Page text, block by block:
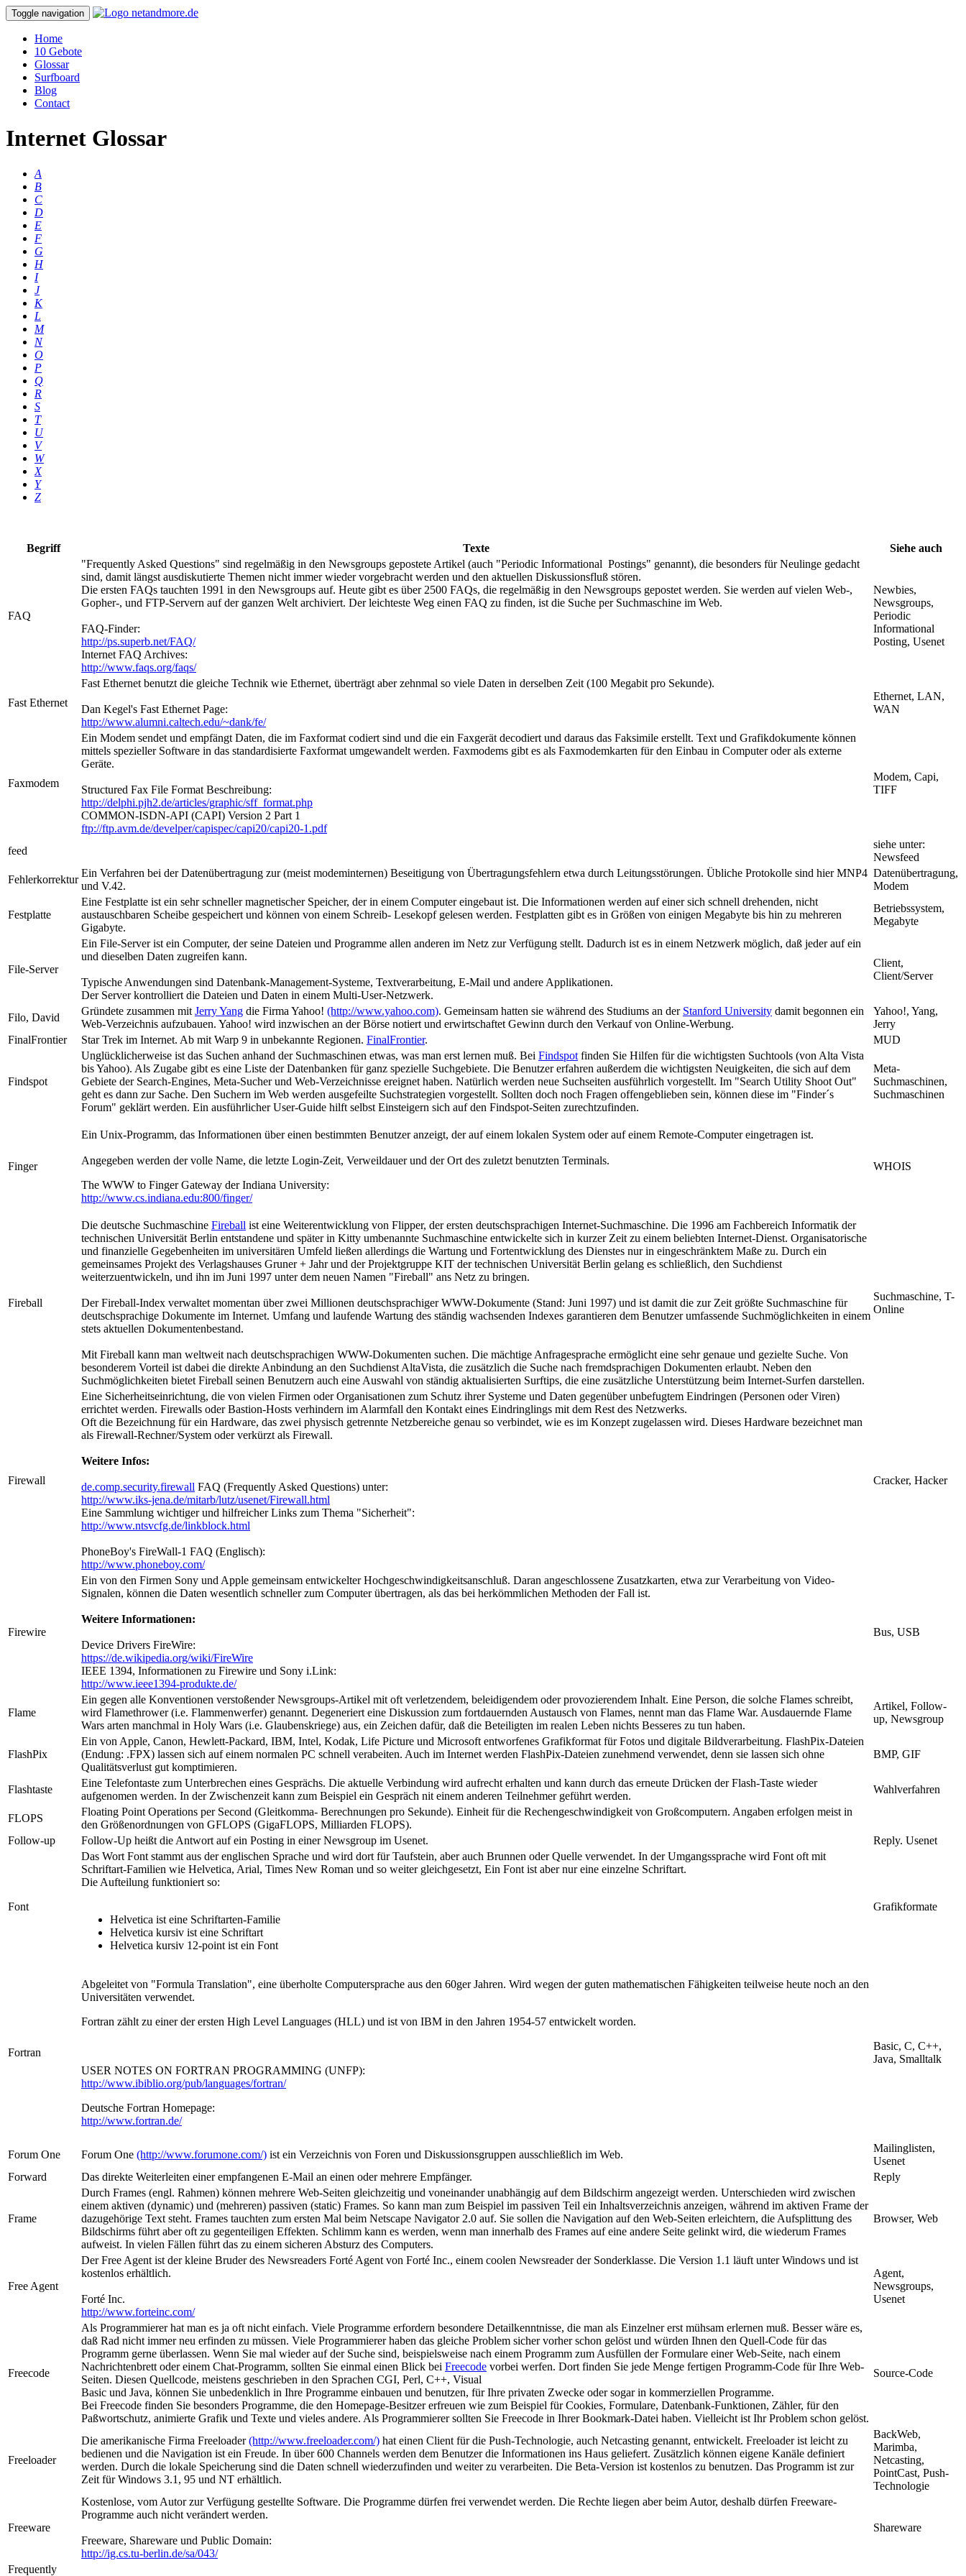
Toggle navigation
Home
10 Gebote
Glossar
Surfboard
Blog
Contact
Internet Glossar
A
B
C
D
E
F
G
H
I
J
K
L
M
N
O
P
Q
R
S
T
U
V
W
X
Y
Z
Begriff Texte Siehe auch
FAQ
"Frequently Asked Questions" sind regelmäßig in den Newsgroups gepostete Artikel (auch "Periodic Informational Postings" genannt), die besonders für Neulinge gedacht
sind, damit längst ausdiskutierte Themen nicht immer wieder vorgebracht werden und den aktuellen Diskussionsfluß stören.
Die ersten FAQs tauchten 1991 in den Newsgroups auf. Heute gibt es über 2500 FAQs, die regelmäßig in den Newsgroups gepostet werden. Sie werden auf vielen Web-,
Gopher-, und FTP-Servern auf der ganzen Welt archiviert. Der leichteste Weg einen FAQ zu finden, ist die Suche per Suchmaschine im Web.
FAQ-Finder:
http://ps.superb.net/FAQ/
Internet FAQ Archives:
http://www.faqs.org/faqs/
Newbies,
Newsgroups,
Periodic
Informational
Posting, Usenet
Fast Ethernet
Fast Ethernet benutzt die gleiche Technik wie Ethernet, überträgt aber zehnmal so viele Daten in derselben Zeit (100 Megabit pro Sekunde).
Dan Kegel's Fast Ethernet Page:
http://www.alumni.caltech.edu/~dank/fe/
Ethernet, LAN,
WAN
Faxmodem
Ein Modem sendet und empfängt Daten, die im Faxformat codiert sind und die ein Faxgerät decodiert und daraus das Faksimile erstellt. Text und Grafikdokumente können
mittels spezieller Software in das standardisierte Faxformat umgewandelt werden. Faxmodems gibt es als Faxmodemkarten für den Einbau in Computer oder als externe
Geräte.
Structured Fax File Format Beschreibung:
http://delphi.pjh2.de/articles/graphic/sff_format.php
COMMON-ISDN-API (CAPI) Version 2 Part 1
ftp://ftp.avm.de/develper/capispec/capi20/capi20-1.pdf
Modem, Capi,
TIFF
feed
siehe unter:
Newsfeed
Fehlerkorrektur
Ein Verfahren bei der Datenübertragung zur (meist modeminternen) Beseitigung von Übertragungsfehlern etwa durch Leitungsstörungen. Übliche Protokolle sind hier MNP4
und V.42.
Datenübertragung,
Modem
Festplatte
Eine Festplatte ist ein sehr schneller magnetischer Speicher, der in einem Computer eingebaut ist. Die Informationen werden auf einer sich schnell drehenden, nicht
austauschbaren Scheibe gespeichert und können von einem Schreib- Lesekopf gelesen werden. Festplatten gibt es in Größen von einigen Megabyte bis hin zu mehreren
Gigabyte.
Betriebssystem,
Megabyte
File-Server
Ein File-Server ist ein Computer, der seine Dateien und Programme allen anderen im Netz zur Verfügung stellt. Dadurch ist es in einem Netzwerk möglich, daß jeder auf ein
und dieselben Daten zugreifen kann.
Typische Anwendungen sind Datenbank-Management-Systeme, Textverarbeitung, E-Mail und andere Applikationen.
Der Server kontrolliert die Dateien und Daten in einem Multi-User-Netzwerk.
Client,
Client/Server
Filo, David
Gründete zusammen mit Jerry Yang die Firma Yahoo! (http://www.yahoo.com). Gemeinsam hatten sie während des Studiums an der Stanford University damit begonnen ein
Web-Verzeichnis aufzubauen. Yahoo! wird inzwischen an der Börse notiert und erwirtschaftet Gewinn durch den Verkauf von Online-Werbung.
Yahoo!, Yang,
Jerry
FinalFrontier
Star Trek im Internet. Ab mit Warp 9 in unbekannte Regionen. FinalFrontier. MUD
Findspot
Unglücklicherweise ist das Suchen anhand der Suchmaschinen etwas, was man erst lernen muß. Bei Findspot finden Sie Hilfen für die wichtigsten Suchtools (von Alta Vista
bis Yahoo). Als Zugabe gibt es eine Liste der Datenbanken für ganz spezielle Suchgebiete. Die Benutzer erfahren außerdem die wichtigsten Neuigkeiten, die sich auf dem
Gebiete der Search-Engines, Meta-Sucher und Web-Verzeichnisse ereignet haben. Natürlich werden neue Suchseiten ausführlich vorgestellt. Im "Search Utility Shoot Out"
geht es dann zur Sache. Den Suchern im Web werden ausgefeilte Suchstrategien vorgestellt. Sollten doch noch Fragen offengeblieben sein, können diese im "Finder´s
Forum" geklärt werden. Ein ausführlicher User-Guide hilft selbst Einsteigern sich auf den Findspot-Seiten zurechtzufinden.
Meta-
Suchmaschinen,
Suchmaschinen
Finger
Ein Unix-Programm, das Informationen über einen bestimmten Benutzer anzeigt, der auf einem lokalen System oder auf einem Remote-Computer eingetragen ist.
Angegeben werden der volle Name, die letzte Login-Zeit, Verweildauer und der Ort des zuletzt benutzten Terminals.
The WWW to Finger Gateway der Indiana University:
http://www.cs.indiana.edu:800/finger/
WHOIS
Fireball
Die deutsche Suchmaschine Fireball ist eine Weiterentwicklung von Flipper, der ersten deutschsprachigen Internet-Suchmaschine. Die 1996 am Fachbereich Informatik der
technischen Universität Berlin entstandene und später in Kitty umbenannte Suchmaschine entwickelte sich in kurzer Zeit zu einem beliebten Internet-Dienst. Organisatorische
und finanzielle Gegebenheiten im universitären Umfeld ließen allerdings die Wartung und Fortentwicklung des Dienstes nur in eingeschränktem Maße zu. Durch ein
gemeinsames Projekt des Verlagshauses Gruner + Jahr und der Projektgruppe KIT der technischen Universität Berlin gelang es schließlich, den Suchdienst
weiterzuentwickeln, und ihn im Juni 1997 unter dem neuen Namen "Fireball" ans Netz zu bringen.
Der Fireball-Index verwaltet momentan über zwei Millionen deutschsprachiger WWW-Dokumente (Stand: Juni 1997) und ist damit die zur Zeit größte Suchmaschine für
deutschsprachige Dokumente im Internet. Umfang und laufende Wartung des ständig wachsenden Indexes garantieren dem Benutzer umfassende Suchmöglichkeiten in einem
stets aktuellen Dokumentenbestand.
Mit Fireball kann man weltweit nach deutschsprachigen WWW-Dokumenten suchen. Die mächtige Anfragesprache ermöglicht eine sehr genaue und gezielte Suche. Von
besonderem Vorteil ist dabei die direkte Anbindung an den Suchdienst AltaVista, die zusätzlich die Suche nach fremdsprachigen Dokumenten erlaubt. Neben den
Suchmöglichkeiten bietet Fireball seinen Benutzern auch eine Auswahl von ständig aktualisierten Surftips, die eine zusätzliche Unterstützung beim Internet-Surfen darstellen.
Suchmaschine, T-
Online
Firewall
Eine Sicherheitseinrichtung, die von vielen Firmen oder Organisationen zum Schutz ihrer Systeme und Daten gegenüber unbefugtem Eindringen (Personen oder Viren)
errichtet werden. Firewalls oder Bastion-Hosts verhindern im Alarmfall den Kontakt eines Eindringlings mit dem Rest des Netzwerks.
Oft die Bezeichnung für ein Hardware, das zwei physisch getrennte Netzbereiche genau so verbindet, wie es im Konzept zugelassen wird. Dieses Hardware bezeichnet man
als Firewall-Rechner/System oder verkürzt als Firewall.
Weitere Infos:
de.comp.security.firewall FAQ (Frequently Asked Questions) unter:
http://www.iks-jena.de/mitarb/lutz/usenet/Firewall.html
Eine Sammlung wichtiger und hilfreicher Links zum Thema "Sicherheit":
http://www.ntsvcfg.de/linkblock.html
PhoneBoy's FireWall-1 FAQ (Englisch):
http://www.phoneboy.com/
Cracker, Hacker
Firewire
Ein von den Firmen Sony und Apple gemeinsam entwickelter Hochgeschwindigkeitsanschluß. Daran angeschlossene Zusatzkarten, etwa zur Verarbeitung von Video-
Signalen, können die Daten wesentlich schneller zum Computer übertragen, als das bei herkömmlichen Methoden der Fall ist.
Weitere Informationen:
Device Drivers FireWire:
https://de.wikipedia.org/wiki/FireWire
IEEE 1394, Informationen zu Firewire und Sony i.Link:
http://www.ieee1394-produkte.de/
Bus, USB
Flame
Ein gegen alle Konventionen verstoßender Newsgroups-Artikel mit oft verletzendem, beleidigendem oder provozierendem Inhalt. Eine Person, die solche Flames schreibt,
wird Flamethrower (i.e. Flammenwerfer) genannt. Degeneriert eine Diskussion zum fortdauernden Austausch von Flames, nennt man das Flame War. Ausdauernde Flame
Wars arten manchmal in Holy Wars (i.e. Glaubenskriege) aus, ein Zeichen dafür, daß die Beteiligten im realen Leben nichts Besseres zu tun haben.
Artikel, Follow-
up, Newsgroup
FlashPix
Ein von Apple, Canon, Hewlett-Packard, IBM, Intel, Kodak, Life Picture und Microsoft entworfenes Grafikformat für Fotos und digitale Bildverarbeitung. FlashPix-Dateien
(Endung: .FPX) lassen sich auf einem normalen PC schnell verabeiten. Auch im Internet werden FlashPix-Dateien zunehmend verwendet, denn sie lassen sich ohne
Qualitätsverlust gut komptimieren.
BMP, GIF
Flashtaste
Eine Telefontaste zum Unterbrechen eines Gesprächs. Die aktuelle Verbindung wird aufrecht erhalten und kann durch das erneute Drücken der Flash-Taste wieder
aufgenomen werden. In der Zwischenzeit kann zum Beispiel ein Gespräch nit einem anderen Teilnehmer geführt werden.
Wahlverfahren
FLOPS
Floating Point Operations per Second (Gleitkomma- Berechnungen pro Sekunde). Einheit für die Rechengeschwindigkeit von Großcomputern. Angaben erfolgen meist in
den Größenordnungen von GFLOPS (GigaFLOPS, Milliarden FLOPS).
Follow-up
Follow-Up heißt die Antwort auf ein Posting in einer Newsgroup im Usenet. Reply. Usenet
Font
Das Wort Font stammt aus der englischen Sprache und wird dort für Taufstein, aber auch Brunnen oder Quelle verwendet. In der Umgangssprache wird Font oft mit
Schriftart-Familien wie Helvetica, Arial, Times New Roman und so weiter gleichgesetzt, Ein Font ist aber nur eine einzelne Schriftart.
Die Aufteilung funktioniert so:
Helvetica ist eine Schriftarten-Familie
Helvetica kursiv ist eine Schriftart
Helvetica kursiv 12-point ist ein Font
Grafikformate
Fortran
Abgeleitet von "Formula Translation", eine überholte Computersprache aus den 60ger Jahren. Wird wegen der guten mathematischen Fähigkeiten teilweise heute noch an den
Universitäten verwendet.
Fortran zählt zu einer der ersten High Level Languages (HLL) und ist von IBM in den Jahren 1954-57 entwickelt worden.
USER NOTES ON FORTRAN PROGRAMMING (UNFP):
http://www.ibiblio.org/pub/languages/fortran/
Deutsche Fortran Homepage:
http://www.fortran.de/
Basic, C, C++,
Java, Smalltalk
Forum One Forum One (http://www.forumone.com/) ist ein Verzeichnis von Foren und Diskussionsgruppen ausschließlich im Web.
Mailinglisten,
Usenet
Forward
Das direkte Weiterleiten einer empfangenen E-Mail an einen oder mehrere Empfänger. Reply
Frame
Durch Frames (engl. Rahmen) können mehrere Web-Seiten gleichzeitig und voneinander unabhängig auf dem Bildschirm angezeigt werden. Unterschieden wird zwischen
einem aktiven (dynamic) und (mehreren) passiven (static) Frames. So kann man zum Beispiel im passiven Teil ein Inhaltsverzeichnis anzeigen, während im aktiven Frame der
dazugehörige Text steht. Frames tauchten zum ersten Mal beim Netscape Navigator 2.0 auf. Sie sollen die Navigation auf den Web-Seiten erleichtern, die Aufsplittung des
Bildschirms führt aber oft zu gegenteiligen Effekten. Schlimm kann es werden, wenn man innerhalb des Frames auf eine andere Seite gelinkt wird, die wiederum Frames
aufweist. In vielen Fällen führt das zu einem sicheren Absturz des Computers.
Browser, Web
Free Agent
Der Free Agent ist der kleine Bruder des Newsreaders Forté Agent von Forté Inc., einem coolen Newsreader der Sonderklasse. Die Version 1.1 läuft unter Windows und ist
kostenlos erhältlich.
Forté Inc.
http://www.forteinc.com/
Agent,
Newsgroups,
Usenet
Freecode
Als Programmierer hat man es ja oft nicht einfach. Viele Programme erfordern besondere Detailkenntnisse, die man als Einzelner erst mühsam erlernen muß. Besser wäre es,
daß Rad nicht immer neu erfinden zu müssen. Viele Programmierer haben das gleiche Problem sicher vorher schon gelöst und würden Ihnen den Quell-Code für das
Programm gerne überlassen. Wenn Sie mal wieder auf der Suche sind, beispielsweise nach einem Programm zum Ausfüllen der Formulare einer Web-Seite, nach einem
Nachrichtenbrett oder einem Chat-Programm, sollten Sie einmal einen Blick bei Freecode vorbei werfen. Dort finden Sie jede Menge fertigen Programm-Code für Ihre Web-
Seiten. Diesen Quellcode, meistens geschrieben in den Sprachen CGI, Perl, C++, Visual
Basic und Java, können Sie unbedenklich in Ihre Programme einbauen und benutzen, für Ihre privaten Zwecke oder sogar in kommerziellen Programme.
Bei Freecode finden Sie besonders Programme, die den Homepage-Besitzer erfreuen wie zum Beispiel für Cookies, Formulare, Datenbank-Funktionen, Zähler, für den
Paßwortschutz, animierte Grafik und Texte und vieles andere. Als Programmierer sollten Sie Freecode in Ihrer Bookmark-Datei haben. Vielleicht ist Ihr Problem schon gelöst.
Source-Code
Freeloader
Die amerikanische Firma Freeloader(http://www.freeloader.com/) hat einen Client für die Push-Technologie, auch Netcasting genannt, entwickelt. Freeloader ist leicht zu
bedienen und die Navigation ist ein Freude. In über 600 Channels werden dem Benutzer die Informationen ins Haus geliefert. Zusätzlich können eigene Kanäle definiert
werden. Durch die lokale Speicherung sind die Daten schnell wiederzufinden und weiter zu verarbeiten. Die Beta-Version ist kostenlos zu benutzen. Das Programm ist zur
Zeit für Windows 3.1, 95 und NT erhältlich.
BackWeb,
Marimba,
Netcasting,
PointCast, Push-
Technologie
Freeware
Kostenlose, vom Autor zur Verfügung gestellte Software. Die Programme dürfen frei verwendet werden. Die Rechte liegen aber beim Autor, deshalb dürfen Freeware-
Programme auch nicht verändert werden.
Freeware, Shareware und Public Domain:
http://ig.cs.tu-berlin.de/sa/043/
Shareware
Frequently